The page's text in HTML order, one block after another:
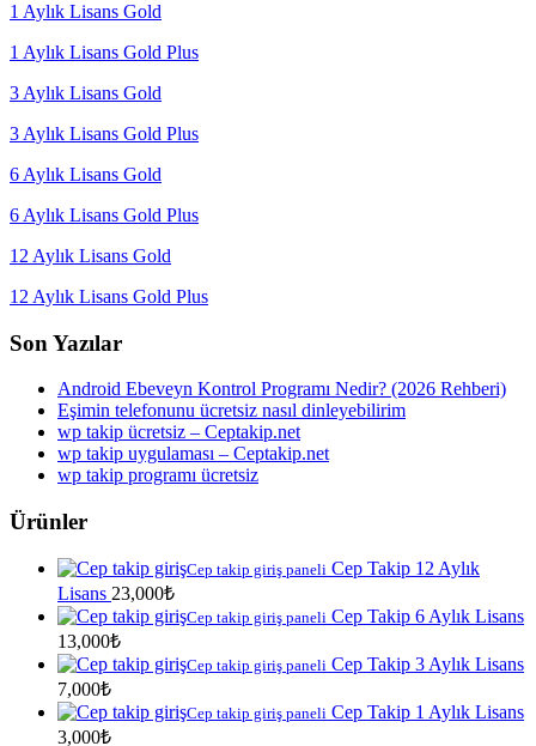
1 Aylık Lisans Gold
1 Aylık Lisans Gold Plus
3 Aylık Lisans Gold
3 Aylık Lisans Gold Plus
6 Aylık Lisans Gold
6 Aylık Lisans Gold Plus
12 Aylık Lisans Gold
12 Aylık Lisans Gold Plus
Son Yazılar
Android Ebeveyn Kontrol Programı Nedir? (2026 Rehberi)
Eşimin telefonunu ücretsiz nasıl dinleyebilirim
wp takip ücretsiz – Ceptakip.net
wp takip uygulaması – Ceptakip.net
wp takip programı ücretsiz
Ürünler
Cep takip giriş paneli Cep Takip 12 Aylık
Lisans 23,000₺
Cep takip giriş paneli Cep Takip 6 Aylık Lisans
13,000₺
Cep takip giriş paneli Cep Takip 3 Aylık Lisans
7,000₺
Cep takip giriş paneli Cep Takip 1 Aylık Lisans
3,000₺